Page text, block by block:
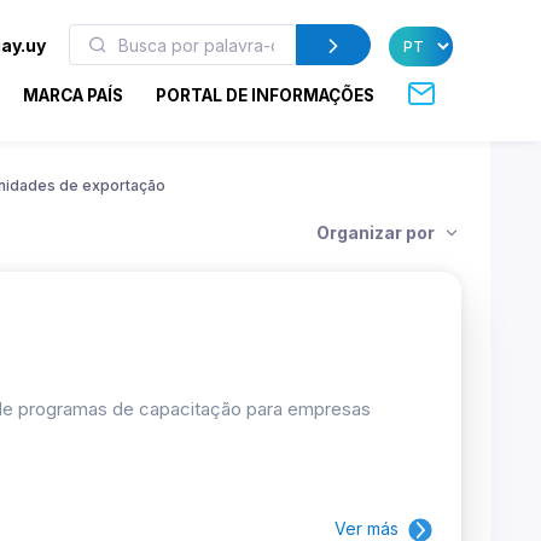
MARCA PAÍS PORTAL DE INFORMAÇÕES
de exportação
Organizar por
programas de capacitação para empresas
Ver más